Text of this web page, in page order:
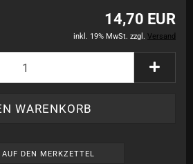
14,70 EUR
inkl. 19% MwSt. zzgl. Versand
AUF DEN MERKZETTEL